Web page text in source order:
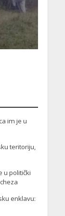
im je u
teritoriju,
u politički
enklavu: